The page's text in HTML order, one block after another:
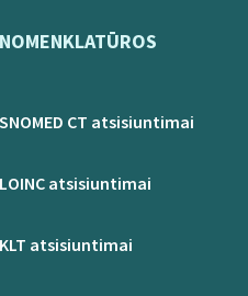
NOMENKLATŪROS
SNOMED CT atsisiuntimai
LOINC atsisiuntimai
KLT atsisiuntimai